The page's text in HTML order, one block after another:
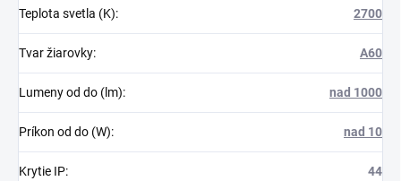
Teplota svetla (K): 2700
Tvar žiarovky: A60
Lumeny od do (lm): nad 1000
Príkon od do (W): nad 10
Krytie IP: 44